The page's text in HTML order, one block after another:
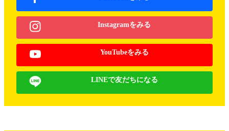
Instagramをみる
YouTubeをみる
LINEで友だちになる